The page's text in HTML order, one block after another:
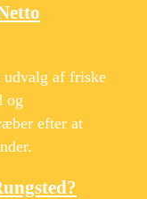
udvalg af friske
og
efter at